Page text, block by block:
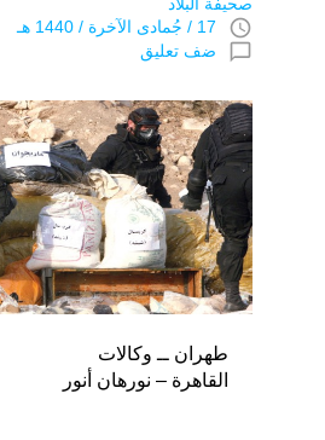
access_time 17 / جُمادى اﻵخرة / 1440 هـ 22 فبراير 2019
chat_bubble_outline ضف تعليق
طهران ــ وكالات
القاهرة – نورهان أنور